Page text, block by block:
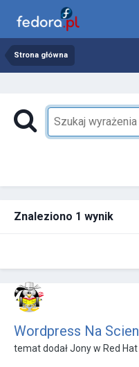
Strona główna
Znaleziono 1 wynik
Wordpress Na
temat dodałJonyw Red